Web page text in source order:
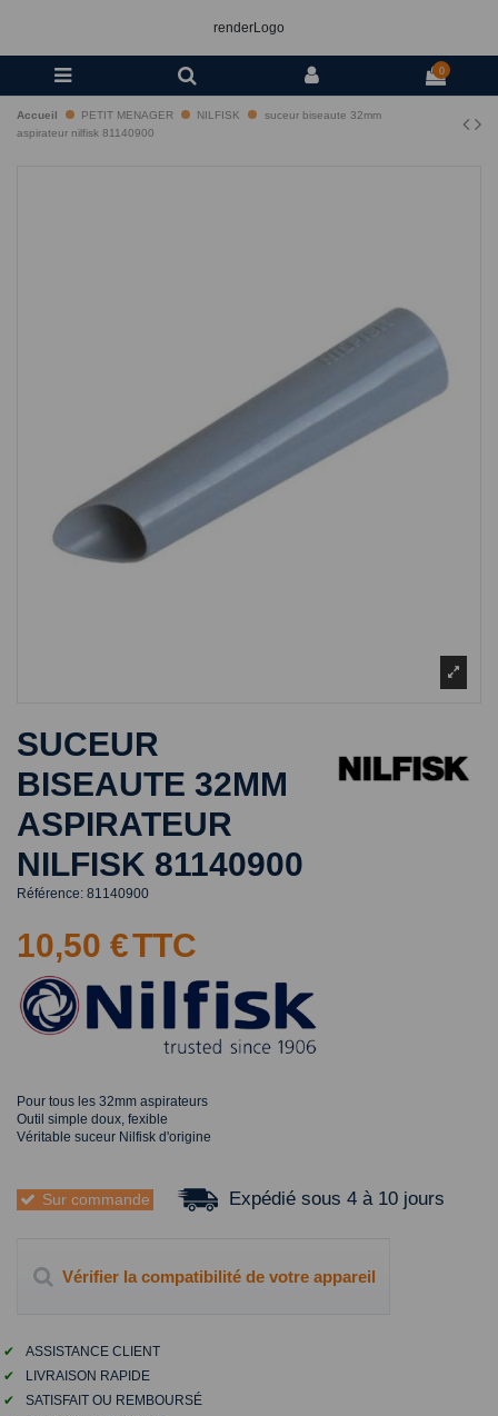
renderLogo
0
Accueil PETIT MENAGER NILFISK
suceur biseaute 32mm
aspirateur nilfisk 81140900
SUCEUR
BISEAUTE 32MM
ASPIRATEUR
NILFISK 81140900
Référence: 81140900
10,50 €TTC
Pour tous les 32mm aspirateurs
Outil simple doux, fexible
Véritable suceur Nilfisk d'origine
Sur commande Expédié sous 4 à 10 jours
Vérifier la compatibilité de votre appareil
✔
ASSISTANCE CLIENT
✔
LIVRAISON RAPIDE
✔
SATISFAIT OU REMBOURSÉ